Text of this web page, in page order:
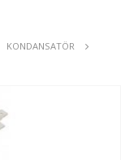
KONDANSATÖR